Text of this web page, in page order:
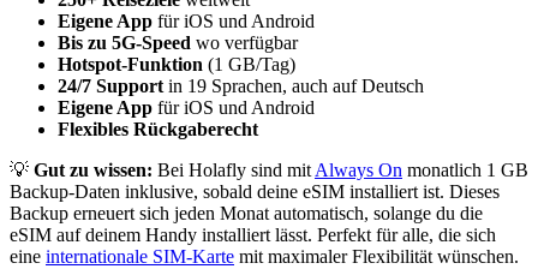
Eigene App für iOS und Android
Bis zu 5G-Speed wo verfügbar
Hotspot-Funktion (1 GB/Tag)
24/7 Supportin 19 Sprachen, auch auf Deutsch
Eigene App für iOS und Android
Flexibles Rückgaberecht
💡 Gut zu wissen: Bei Holafly sind mitAlways On monatlich 1 GB
Backup-Daten inklusive, sobald deine eSIM installiert ist. Dieses
Backup erneuert sich jeden Monat automatisch, solange du die
eSIM auf deinem Handy installiert lässt. Perfekt für alle, die sich
eine internationale SIM-Karte mit maximaler Flexibilität wünschen.